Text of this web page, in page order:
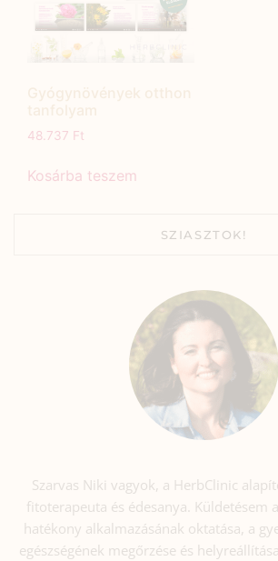
48.737 Ft
Kosárba teszem
SZIASZTOK!
Szarvas Niki vagyok, a HerbClinic
fitoterapeuta és édesanya. Küldetésem
hatékony alkalmazásának oktatása, a
egészségének megőrzése és